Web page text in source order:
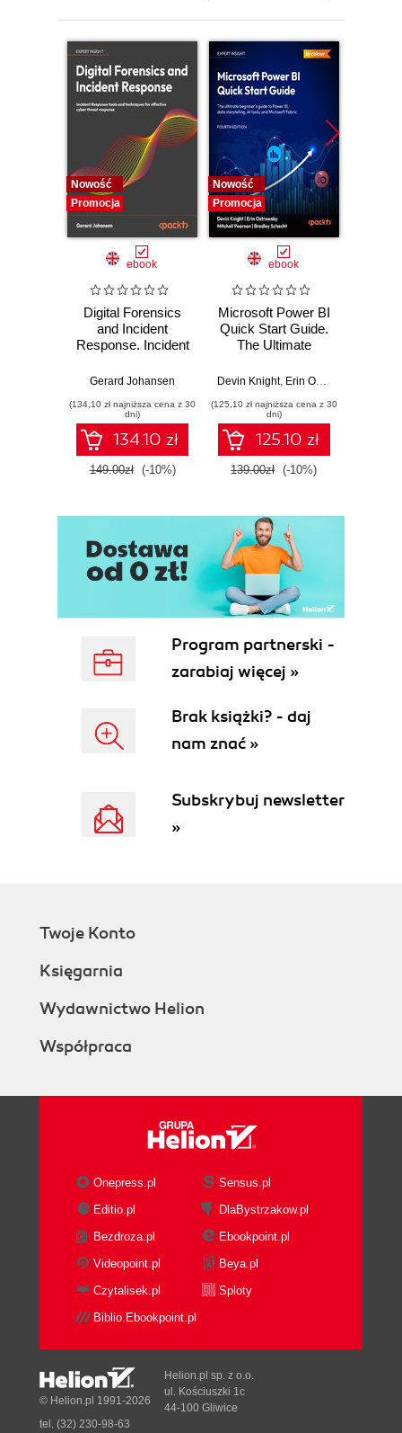
Foot View
Nowość
Promocja
ebook
Digital Forensics
and Incident
Response. Incident
and techniques for
threat response -
Fourth Edition
Gerard Johansen
(134,10 zł najniższa cena z 30
dni)
134.10 zł
149.00zł (-10%)
Nowość
Promocja
ebook
Microsoft Power BI
Quick Start Guide.
The Ultimate
to Power BI, Data
Tools, and
Microsoft Fabric -
Fourth Edition
Devin Knight, Erin Ostrowsky
(125,10 zł najniższa cena z 30
dni)
125.10 zł
139.00zł (-10%)
Program partnerski -
zarabiaj więcej »
Brak książki? - daj
nam znać »
Subskrybuj newsletter
»
Twoje Konto
Księgarnia
Wydawnictwo Helion
Współpraca
Onepress.pl
Sensus.pl
Editio.pl
DlaBystrzakow.pl
Bezdroza.pl
Ebookpoint.pl
Videopoint.pl
Beya.pl
Czytalisek.pl
Sploty
Biblio.Ebookpoint.pl
© Helion.pl 1991-2026
Helion.pl sp. z o.o.
ul. Kościuszki 1c
44-100 Gliwice
tel. (32) 230-98-63